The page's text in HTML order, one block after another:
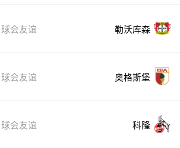
球会友谊 勒沃库森
球会友谊 奥格斯堡
球会友谊 科隆